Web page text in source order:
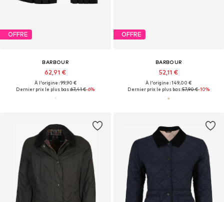
OFFRE
BARBOUR
62,91 €
À l'origine : 99,90 €
Dernier prix le plus bas :67,41 €-6%
OFFRE
BARBOUR
52,11 €
À l'origine : 149,00 €
Dernier prix le plus bas :57,90 €-10%